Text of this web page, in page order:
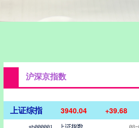
沪深京指数
上证综指 3940.04 +39.68